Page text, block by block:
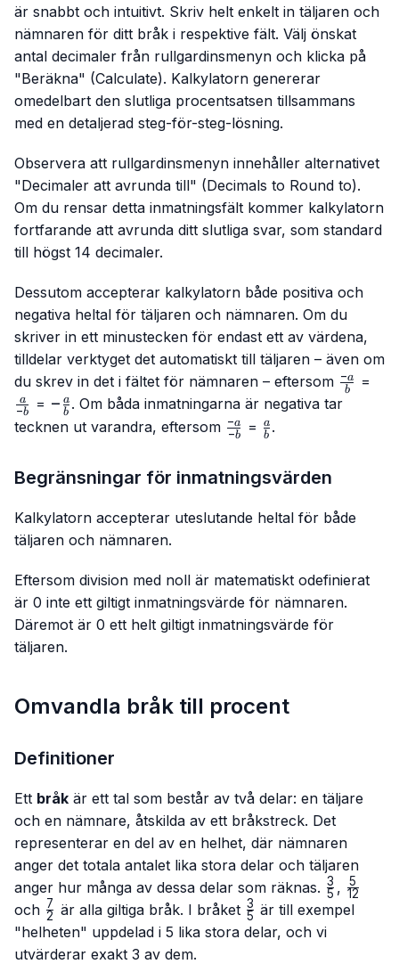
är snabbt och intuitivt. Skriv helt enkelt in täljaren och
nämnaren för ditt bråk i respektive fält. Välj önskat
antal decimaler från rullgardinsmenyn och klicka på
"Beräkna" (Calculate). Kalkylatorn genererar
omedelbart den slutliga procentsatsen tillsammans
med en detaljerad steg-för-steg-lösning.
Observera att rullgardinsmenyn innehåller alternativet
"Decimaler att avrunda till" (Decimals to Round to).
Om du rensar detta inmatningsfält kommer kalkylatorn
fortfarande att avrunda ditt slutliga svar, som standard
till högst 14 decimaler.
Dessutom accepterar kalkylatorn både positiva och
negativa heltal för täljaren och nämnaren. Om du
skriver in ett minustecken för endast ett av värdena,
tilldelar verktyget det automatiskt till täljaren – även om
du skrev in det i fältet för nämnaren – eftersom \frac{-
a}{b}
b
−a =
−b
a = -
\frac{a}
− b
a . Om båda inmatningarna är negativa tar
tecknen ut varandra, eftersom \frac{-
a}{-b}
−b
−a = \frac{a}
{b}
b
a .
Begränsningar för inmatningsvärden
Kalkylatorn accepterar uteslutande heltal för både
täljaren och nämnaren.
Eftersom division med noll är matematiskt odefinierat
är 0 inte ett giltigt inmatningsvärde för nämnaren.
Däremot är 0 ett helt giltigt inmatningsvärde för
täljaren.
Omvandla bråk till procent
Definitioner
Ett bråk är ett tal som består av två delar: en täljare
och en nämnare, åtskilda av ett bråkstreck. Det
representerar en del av en helhet, där nämnaren
anger det totala antalet lika stora delar och täljaren
anger hur många av dessa delar som räknas. \frac{3}
{5}
5
3 ,
{12}
12
5
och \frac{7}
{2}
2
7 är alla giltiga bråk. I bråket \frac{3}
{5}
5
3 är till exempel
"helheten" uppdelad i 5 lika stora delar, och vi
utvärderar exakt 3 av dem.